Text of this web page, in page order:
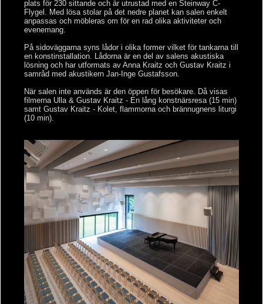
plats för 230 sittande och är utrustad med en Steinway C-
Flygel. Med lösa stolar på det nedre planet kan salen enkelt
anpassas och möbleras om för en rad olika aktiviteter och
evenemang.
På sidoväggarna syns lådor i olika former vilket för tankarna till
en konstinstallation. Lådorna är en del av salens akustiska
lösning och har utformats av Anna Kraitz och Gustav Kraitz i
samråd med akustikern Jan-Inge Gustafsson.
När salen inte används är den öppen för besökare. Då visas
filmerna Ulla & Gustav Kraitz - En lång konstnärsresa (15 min)
samt Gustav Kraitz - Kolet, flammorna och brännugnens liturgi
(10 min).